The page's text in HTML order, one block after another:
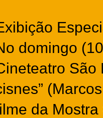
domingo
São
da